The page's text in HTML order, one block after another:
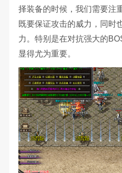
择装备的时候，我们需要注
既要保证攻击的威力，同时
力。特别是在对抗强大的
显得尤为重要。